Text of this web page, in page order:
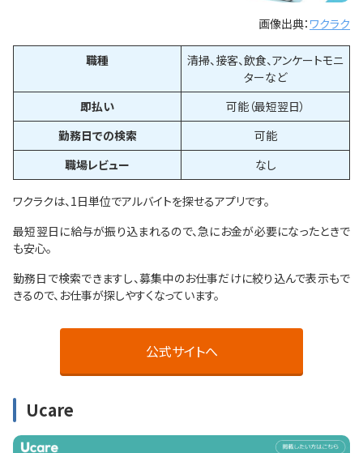
画像出典： ワクラク
職種
清掃、接客、飲食、アンケートモニ
ターなど
即払い
可能（最短翌日）
勤務日での検索
可能
職場レビュー
なし
ワクラクは、1日単位でアルバイトを探せるアプリです。
最短翌日に給与が振り込まれるので、急にお金が必要になったときで
も安心。
勤務日で検索できますし、募集中のお仕事だけに絞り込んで表示もで
きるので、お仕事が探しやすくなっています。
公式サイトへ
Ucare